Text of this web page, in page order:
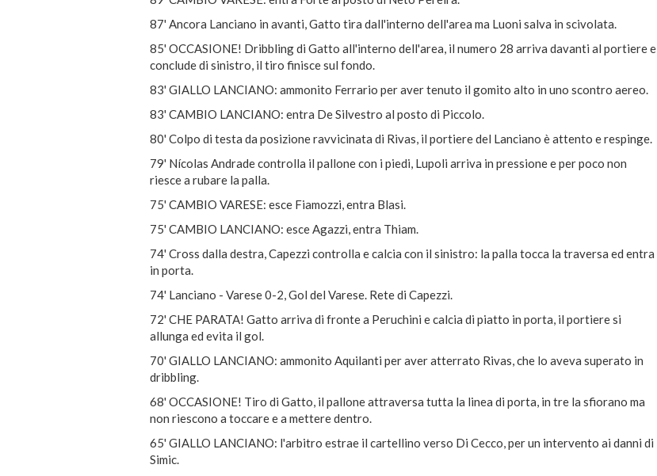
87' Ancora Lanciano in avanti, Gatto tira dall'interno dell'area ma Luoni salva in scivolata.
85' OCCASIONE! Dribbling di Gatto all'interno dell'area, il numero 28 arriva davanti al portiere e
conclude di sinistro, il tiro finisce sul fondo.
83' GIALLO LANCIANO: ammonito Ferrario per aver tenuto il gomito alto in uno scontro aereo.
83' CAMBIO LANCIANO: entra De Silvestro al posto di Piccolo.
80' Colpo di testa da posizione ravvicinata di Rivas, il portiere del Lanciano è attento e respinge.
79' Nícolas Andrade controlla il pallone con i piedi, Lupoli arriva in pressione e per poco non
riesce a rubare la palla.
75' CAMBIO VARESE: esce Fiamozzi, entra Blasi.
75' CAMBIO LANCIANO: esce Agazzi, entra Thiam.
74' Cross dalla destra, Capezzi controlla e calcia con il sinistro: la palla tocca la traversa ed entra
in porta.
74' Lanciano - Varese 0-2, Gol del Varese. Rete di Capezzi.
72' CHE PARATA! Gatto arriva di fronte a Peruchini e calcia di piatto in porta, il portiere si
allunga ed evita il gol.
70' GIALLO LANCIANO: ammonito Aquilanti per aver atterrato Rivas, che lo aveva superato in
dribbling.
68' OCCASIONE! Tiro di Gatto, il pallone attraversa tutta la linea di porta, in tre la sfiorano ma
non riescono a toccare e a mettere dentro.
65' GIALLO LANCIANO: l'arbitro estrae il cartellino verso Di Cecco, per un intervento ai danni di
Simic.